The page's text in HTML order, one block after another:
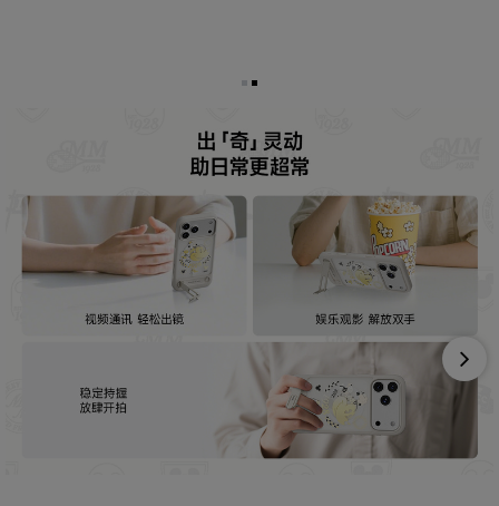
Next